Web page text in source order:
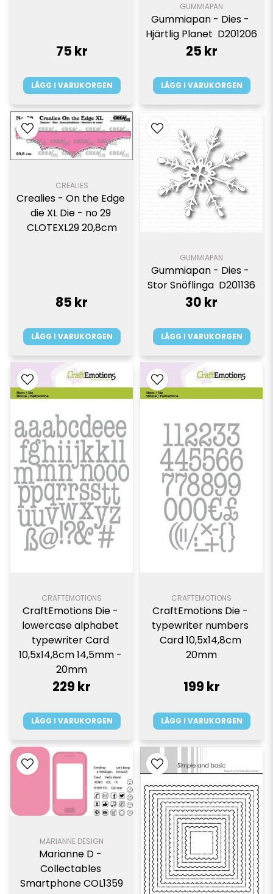
75 kr
LÄGG I VARUKORGEN
GUMMIAPAN
Gummiapan - Dies -
Hjärtlig Planet  D201206
25 kr
LÄGG I VARUKORGEN
CREALIES
Crealies - On the Edge
die XL Die - no 29
CLOTEXL29 20,8cm
85 kr
LÄGG I VARUKORGEN
GUMMIAPAN
Gummiapan - Dies -
Stor Snöflinga  D201136
30 kr
LÄGG I VARUKORGEN
CRAFTEMOTIONS
CraftEmotions Die -
lowercase alphabet
typewriter Card
10,5x14,8cm 14,5mm -
20mm
229 kr
LÄGG I VARUKORGEN
CRAFTEMOTIONS
CraftEmotions Die -
typewriter numbers
Card 10,5x14,8cm
20mm
199 kr
LÄGG I VARUKORGEN
MARIANNE DESIGN
Marianne D -
Collectables
Smartphone COL1359